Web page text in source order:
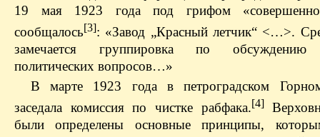
19 мая 1923 года под грифом «совершенно
сообщалось[3]: «Завод „Красный летчик“ <…>.
замечается группировка по обсуждению
политических вопросов…»
В марте 1923 года в петроградском
заседала комиссия по чистке рабфака.[4]
были определены основные принципы,